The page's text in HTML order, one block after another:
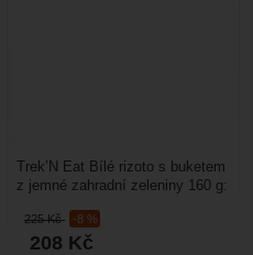
225Kč -8 %
208 Kč
Trek’N Eat Bílé rizoto s buketem
z jemné zahradní zeleniny 160 g:
jídlo...